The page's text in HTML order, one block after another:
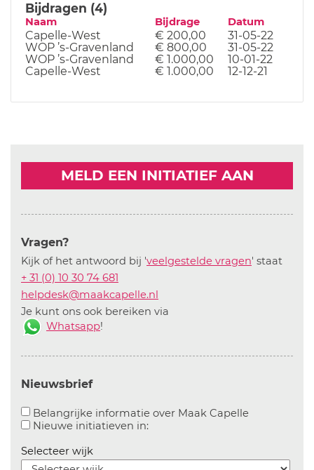
Bijdragen (4)
Naam Bijdrage Datum
Capelle-West € 200,00
31-05-22
WOP ’s-Gravenland
€ 800,00
31-05-22
WOP ’s-Gravenland
€ 1.000,00
10-01-22
Capelle-West
€ 1.000,00 12-12-21
MELD EEN INITIATIEF AAN
Vragen?
Kijk of het antwoord bij 'veelgestelde vragen' staat
+ 31 (0) 10 30 74 681
helpdesk@maakcapelle.nl
Je kunt ons ook bereiken via
Whatsapp!
Nieuwsbrief
Belangrijke informatie over Maak CapelleAanvinken
Nieuwe initiatieven in:Aanvinken om informatie over
Selecteer wijk